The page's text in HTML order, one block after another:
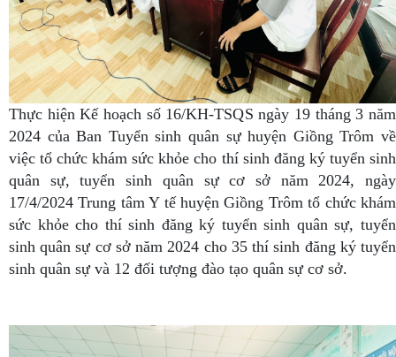
Thực hiện Kế hoạch số 16/KH-TSQS ngày 19 tháng 3 năm
2024 của Ban Tuyển sinh quân sự huyện Giồng Trôm về
việc tổ chức khám sức khỏe cho thí sinh đăng ký tuyển sinh
quân sự,tuyển sinh quân sự cơ sởnăm 2024, ngày
17/4/2024 Trung tâm Y tế huyện Giồng Trôm tổ chức khám
sức khỏe cho thí sinh đăng ký tuyển sinh quân sự, tuyển
sinh quân sự cơ sởnăm 2024 cho 35 thí sinh đăng ký tuyển
sinh quân sự và 12 đối tượng đào tạo quân sự cơ sở.